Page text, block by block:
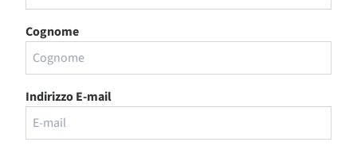
Cognome
Indirizzo E-mail